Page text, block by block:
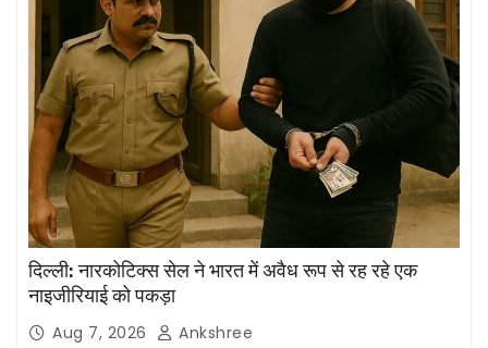
दिल्ली: नारकोटिक्स सेल ने भारत में अवैध रूप से रह रहे एक
नाइजीरियाई को पकड़ा
Aug 7, 2026 Ankshree